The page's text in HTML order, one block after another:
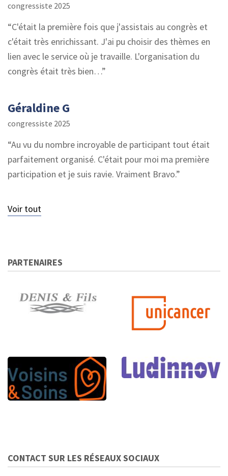
congressiste 2025
C'était la première fois que j'assistais au congrès et
c'était très enrichissant. J'ai pu choisir des thèmes en
lien avec le service où je travaille. L'organisation du
congrès était très bien…
Géraldine G
congressiste 2025
Au vu du nombre incroyable de participant tout était
parfaitement organisé. C'était pour moi ma première
participation et je suis ravie. Vraiment Bravo.
Voir tout
PARTENAIRES
CONTACT SUR LES RÉSEAUX SOCIAUX